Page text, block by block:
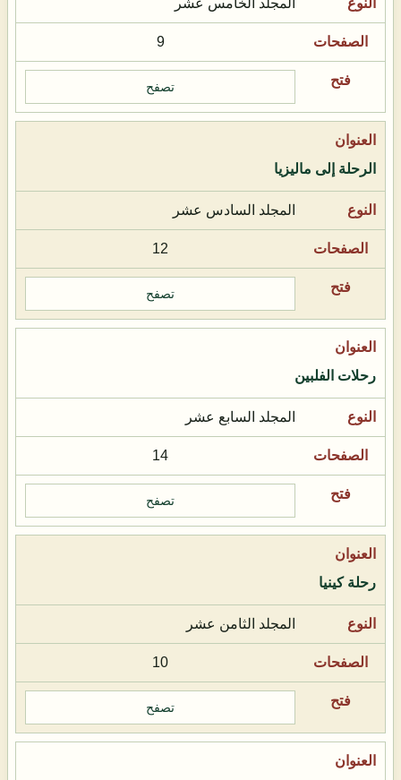
9
تصفح
الرحلة إلى ماليزيا
المجلد السادس عشر
12
تصفح
رحلات الفلبين
المجلد السابع عشر
14
تصفح
رحلة كينيا
المجلد الثامن عشر
10
تصفح